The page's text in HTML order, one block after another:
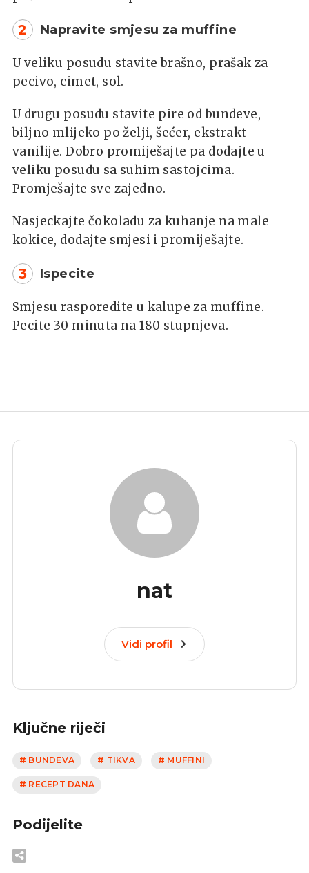
2 Napravite smjesu za muffine
U veliku posudu stavite brašno, prašak za
pecivo, cimet, sol.
U drugu posudu stavite pire od bundeve,
biljno mlijeko po želji, šećer, ekstrakt
vanilije. Dobro promiješajte pa dodajte u
veliku posudu sa suhim sastojcima.
Promješajte sve zajedno.
Nasjeckajte čokoladu za kuhanje na male
kokice, dodajte smjesi i promiješajte.
3 Ispecite
Smjesu rasporedite u kalupe za muffine.
Pecite 30 minuta na 180 stupnjeva.
nat
Vidi profil
Ključne riječi
# BUNDEVA # TIKVA # MUFFINI
# RECEPT DANA
Podijelite